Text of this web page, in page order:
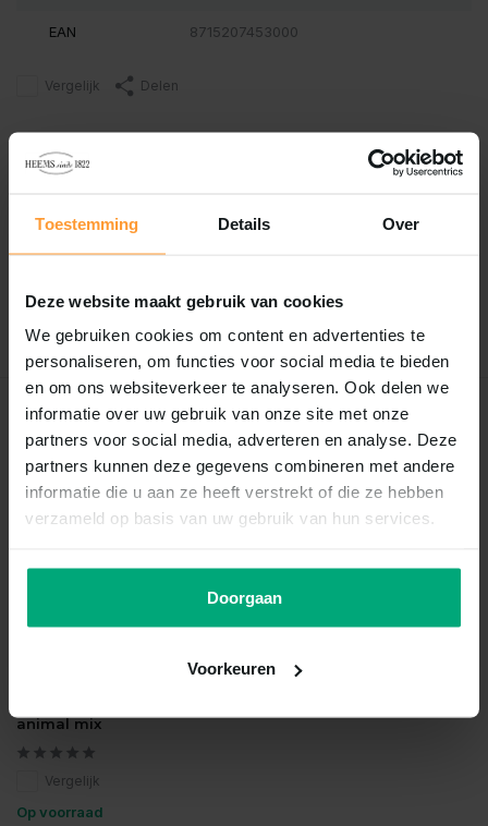
Toestemming Details Over
Deze website maakt gebruik van cookies
We gebruiken cookies om content en advertenties te
personaliseren, om functies voor social media te bieden
en om ons websiteverkeer te analyseren. Ook delen we
informatie over uw gebruik van onze site met onze
partners voor social media, adverteren en analyse. Deze
partners kunnen deze gegevens combineren met andere
informatie die u aan ze heeft verstrekt of die ze hebben
verzameld op basis van uw gebruik van hun services.
Doorgaan
Voorkeuren
EAN 8715207453000
Vergelijk Delen
Reviews
0/ Based on 0 reviews
Recent bekeken
animal mix
Vergelijk
Op voorraad